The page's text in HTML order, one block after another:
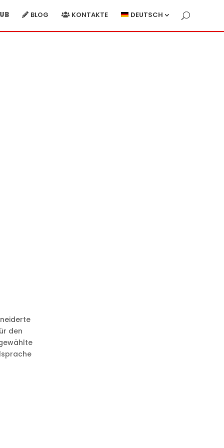
BLOG KONTAKTE DEUTSCH
den